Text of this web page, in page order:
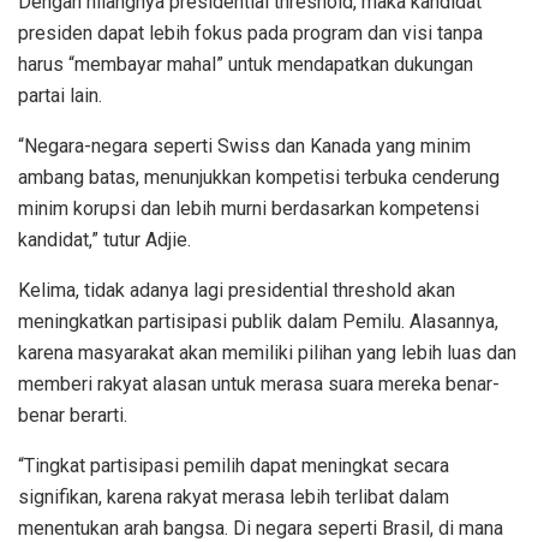
presiden dapat lebih fokus pada program dan visi tanpa
harus “membayar mahal” untuk mendapatkan dukungan
partai lain.
“Negara-negara seperti Swiss dan Kanada yang minim
ambang batas, menunjukkan kompetisi terbuka cenderung
minim korupsi dan lebih murni berdasarkan kompetensi
kandidat,” tutur Adjie.
Kelima, tidak adanya lagi presidential threshold akan
meningkatkan partisipasi publik dalam Pemilu. Alasannya,
karena masyarakat akan memiliki pilihan yang lebih luas dan
memberi rakyat alasan untuk merasa suara mereka benar-
benar berarti.
“Tingkat partisipasi pemilih dapat meningkat secara
signifikan, karena rakyat merasa lebih terlibat dalam
menentukan arah bangsa. Di negara seperti Brasil, di mana